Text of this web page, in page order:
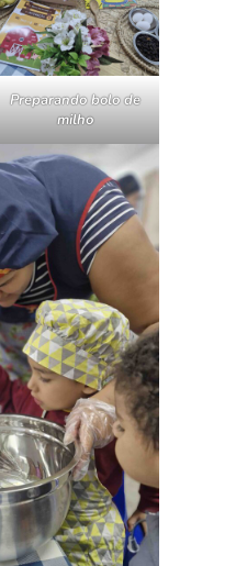
Preparando bolo de
milho